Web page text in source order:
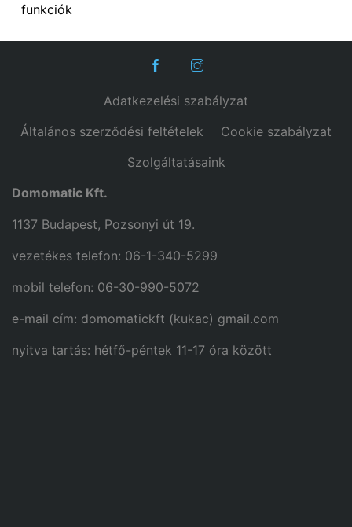
funkciók
Adatkezelési szabályzat
Általános szerződési feltételek
Cookie szabályzat
Szolgáltatásaink
Domomatic Kft.
1137 Budapest, Pozsonyi út 19.
vezetékes telefon: 06-1-340-5299
mobil telefon: 06-30-990-5072
e-mail cím: domomatickft (kukac) gmail.com
nyitva tartás: hétfő-péntek 11-17 óra között